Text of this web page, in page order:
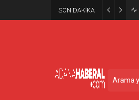
SON DAKİKA